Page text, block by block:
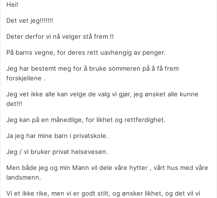
Hei!
Det vet jeg!!!!!!!
Deter derfor vi nå velger stå frem !!
På barns vegne, for deres rett uavhengig av penger.
Jeg har bestemt meg for å bruke sommeren på å få frem
forskjellene .
Jeg vet ikke alle kan velge de valg vi gjør, jeg ønsket alle kunne
det!!!
Jeg kan på en månedlige, for likhet og rettferdighet.
Ja jeg har mine barn i privatskole.
Jeg / vi bruker privat helsevesen.
Men både jeg og min Mann vil dele våre hytter , vårt hus med våre
landsmenn.
Vi et ikke rike, men vi er godt stilt, og ønsker likhet, og det vil vi